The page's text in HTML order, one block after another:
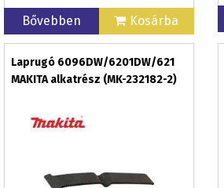
Bővebben Kosárba
Laprugó 6096DW/6201DW/621
MAKITA alkatrész (MK-232182-2)